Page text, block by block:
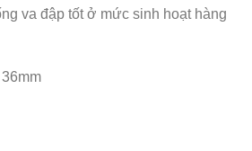
va đập tốt ở mức sinh hoạt hàng
36mm